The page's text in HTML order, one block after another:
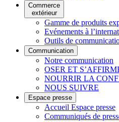
Commerce
extérieur
Gamme de produits
Evénements à
Outils de
Communication
Notre communication
OSER ET
NOURRIR LA
NOUS SUIVRE
Espace presse
Accueil Espace presse
Communiqués de